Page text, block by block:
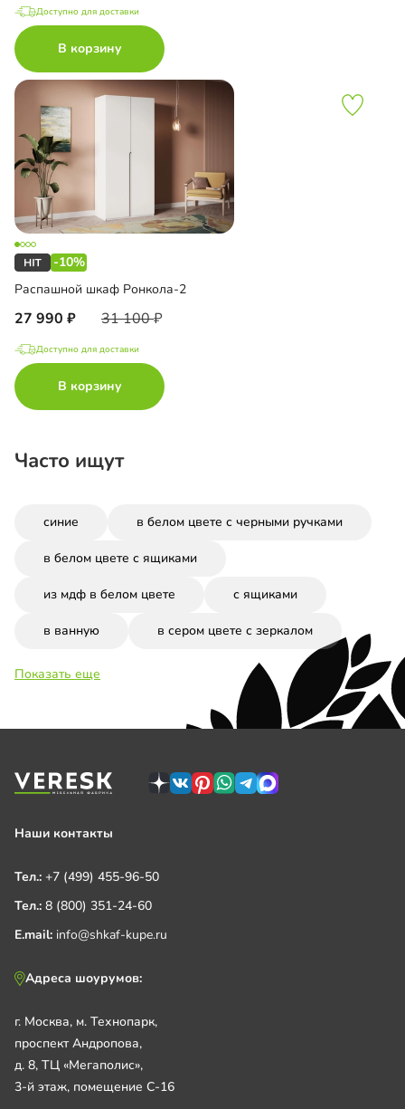
Доступно для доставки
В корзину
-10%
Распашной шкаф Ронкола-2
27 990 31 100
Доступно для доставки
В корзину
Часто ищут
синие в белом цвете с черными ручками
в белом цвете с ящиками
из мдф в белом цвете с ящиками
в ванную в сером цвете с зеркалом
Показать еще
Наши контакты
Тел.: +7 (499) 455-96-50
Тел.: 8 (800) 351-24-60
E.mail: info@shkaf-kupe.ru
Адреса шоурумов:
г. Москва, м. Технопарк,
проспект Андропова,
д. 8, ТЦ «Мегаполис»,
3-й этаж, помещение С-16